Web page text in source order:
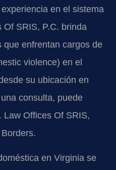
en el sistema
SRIS, P.C. brinda
que enfrentan cargos de
violence) en el
su ubicación en
consulta, puede
Law Offices Of SRIS,
en Virginia se